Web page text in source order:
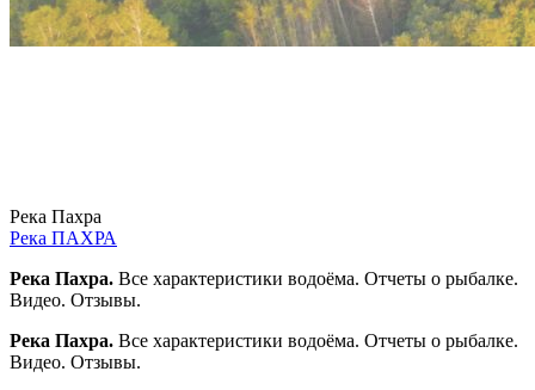
Река Пахра
Река ПАХРА
Река Пахра. Все характеристики водоёма. Отчеты о рыбалке.
Видео. Отзывы.
Река Пахра. Все характеристики водоёма. Отчеты о рыбалке.
Видео. Отзывы.